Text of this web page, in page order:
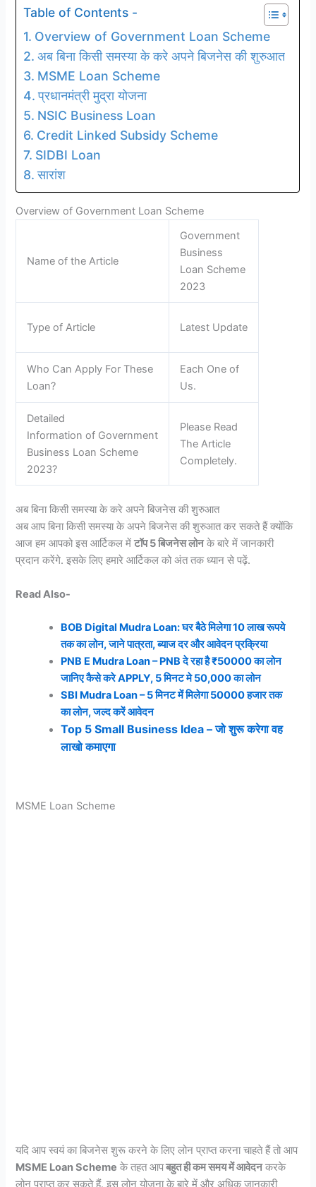
Table of Contents -
Overview of Government Loan Scheme
अब बिना किसी समस्या के करे अपने बिजनेस की शुरुआत
MSME Loan Scheme
प्रधानमंत्री मुद्रा योजना
NSIC Business Loan
Credit Linked Subsidy Scheme
SIDBI Loan
सारांश
Overview of Government Loan Scheme
Name of the Article
Government
Business
Loan Scheme
2023
Type of Article Latest Update
Who Can Apply For These
Loan?
Each One of
Us.
Detailed
Information of Government
Business Loan Scheme
2023?
Please Read
The Article
Completely.
अब बिना किसी समस्या के करे अपने बिजनेस की शुरुआत
अब आप बिना किसी समस्या के अपने बिजनेस की शुरुआत कर सकते हैं क्योंकि
आज हम आपको इस आर्टिकल मेंटॉप 5 बिजनेस लोनके बारे में जानकारी
प्रदान करेंगे. इसके लिए हमारे आर्टिकल को अंत तक ध्यान से पढ़ें.
Read Also-
BOB Digital Mudra Loan: घर बैठे मिलेगा 10 लाख रूपये
तक का लोन, जाने पात्रता, ब्याज दर और आवेदन प्रक्रिया
PNB E Mudra Loan – PNB दे रहा है ₹50000 का लोन
जानिए कैसे करे APPLY, 5 मिनट मे 50,000 का लोन
SBI Mudra Loan – 5 मिनट में मिलेगा 50000 हजार तक
का लोन, जल्द करें आवेदन
Top 5 Small Business Idea – जो शुरू करेगा वह
लाखो कमाएगा
MSME Loan Scheme
यदि आप स्वयं का बिजनेस शुरू करने के लिए लोन प्राप्त करना चाहते हैं तो आप
MSME Loan Scheme के तहत आपबहुत ही कम समय में आवेदनकरके
लोन प्राप्त कर सकते हैं. इस लोन योजना के बारे में और अधिक जानकारी